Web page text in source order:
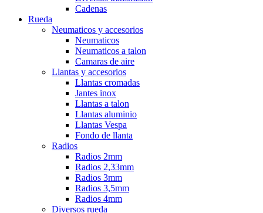
Cadenas
Rueda
Neumaticos y accesorios
Neumaticos
Neumaticos a talon
Camaras de aire
Llantas y accesorios
Llantas cromadas
Jantes inox
Llantas a talon
Llantas aluminio
Llantas Vespa
Fondo de llanta
Radios
Radios 2mm
Radios 2,33mm
Radios 3mm
Radios 3,5mm
Radios 4mm
Diversos rueda